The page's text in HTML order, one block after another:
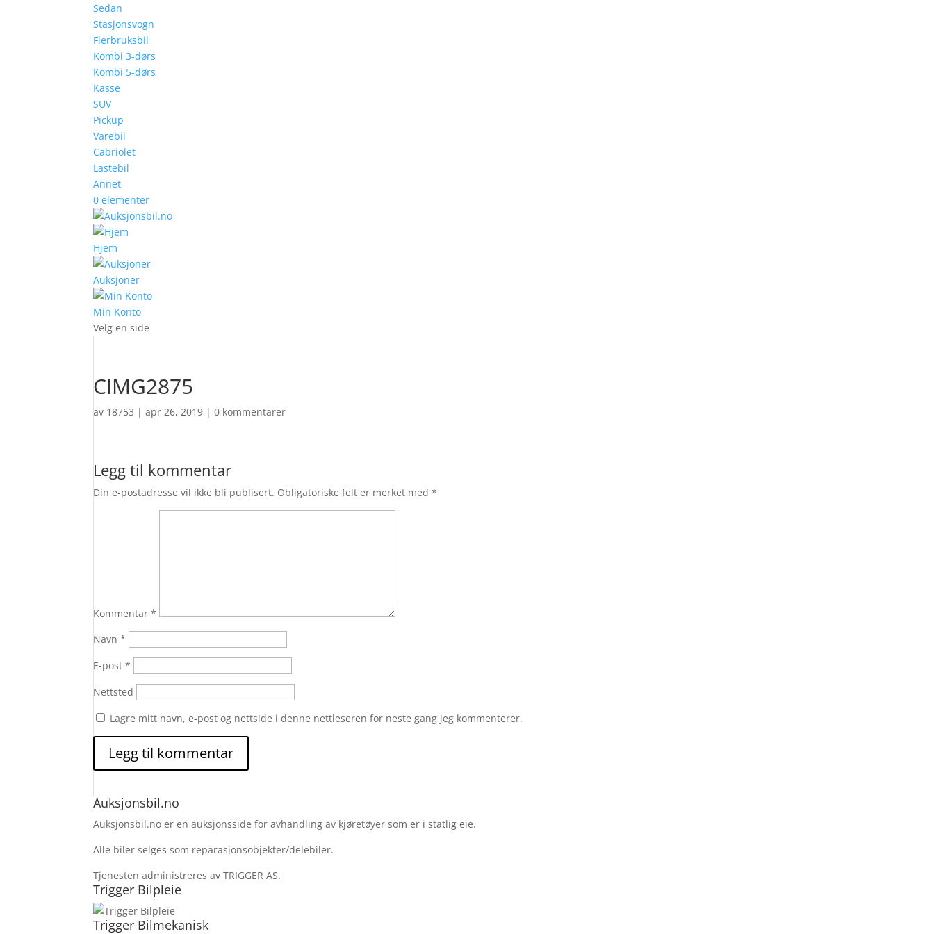
Sedan
Stasjonsvogn
Flerbruksbil
Kombi 3-dørs
Kombi 5-dørs
Kasse
SUV
Pickup
Varebil
Cabriolet
Lastebil
Annet
0 elementer
Hjem
Auksjoner
Min Konto
Velg en side
CIMG2875
av 18753 |apr 26, 2019 |0 kommentarer
Legg til kommentar
Din e-postadresse vil ikke bli publisert. Obligatoriske felt er merket med*
Kommentar*
Navn*
E-post*
Nettsted
Lagre mitt navn, e-post og nettside i denne nettleseren for neste gang jeg kommenterer.
Auksjonsbil.no
Auksjonsbil.no er en auksjonsside for avhandling av kjøretøyer som er i statlig eie.
Alle biler selges som reparasjonsobjekter/delebiler.
Tjenesten administreres av TRIGGER AS.
Trigger Bilpleie
Trigger Bilmekanisk